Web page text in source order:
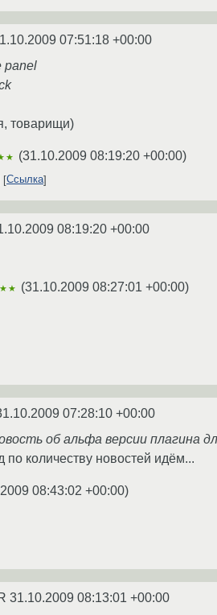
07:51:18 +00:00
panel
товарищи)
(31.10.2009 08:19:20 +00:00)
Ссылка
08:19:20 +00:00
(31.10.2009 08:27:01 +00:00)
07:28:10 +00:00
об альфа версии плагина
по количеству новостей идём...
08:43:02 +00:00)
31.10.2009 08:13:01 +00:00